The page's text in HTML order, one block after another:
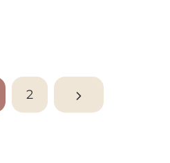
2
Nächste